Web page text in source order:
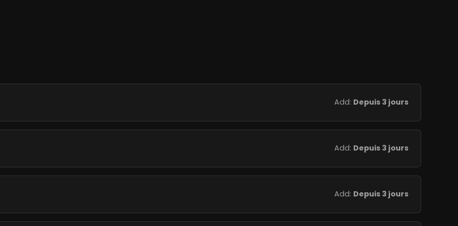
Add: Depuis 3 jours
Add: Depuis 3 jours
Add: Depuis 3 jours